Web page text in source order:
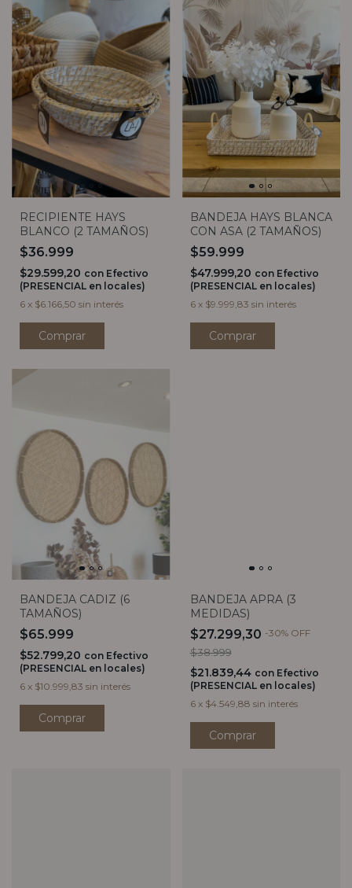
RECIPIENTE HAYS
BLANCO (2 TAMAÑOS)
$36.999
$29.599,20 con Efectivo
(PRESENCIAL en locales)
6 x $6.166,50 sin interés
Comprar
BANDEJA HAYS BLANCA
CON ASA (2 TAMAÑOS)
$59.999
$47.999,20 con Efectivo
(PRESENCIAL en locales)
6 x $9.999,83 sin interés
Comprar
BANDEJA CADIZ (6
TAMAÑOS)
$65.999
$52.799,20 con Efectivo
(PRESENCIAL en locales)
6 x $10.999,83 sin interés
Comprar
BANDEJA APRA (3
MEDIDAS)
$27.299,30 -30% OFF
$38.999
$21.839,44 con Efectivo
(PRESENCIAL en locales)
6 x $4.549,88 sin interés
Comprar